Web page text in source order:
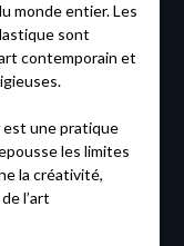
monde entier. Les
sont
contemporain et
est une pratique
les limites
la créativité,
l’art